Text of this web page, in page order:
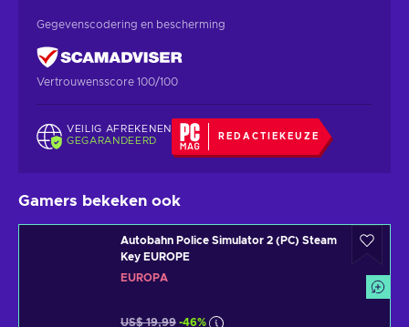
Gegevenscodering en bescherming
Vertrouwensscore 100/100
VEILIG AFREKENEN
GEGARANDEERD
REDACTIEKEUZE
Gamers bekeken ook
Autobahn Police Simulator 2 (PC) Steam
Key EUROPE
EUROPA
US$ 19,99 -46%